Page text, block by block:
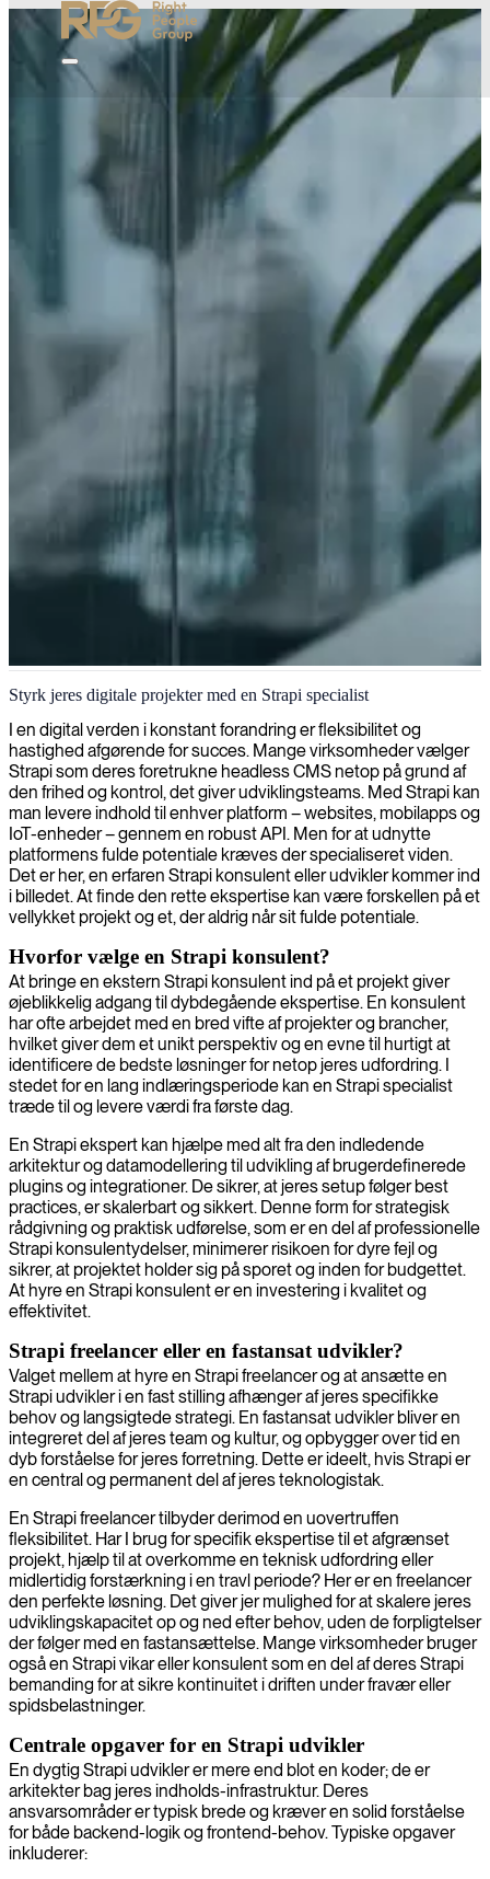
Strapi udviklingsydelser
Vi tilbyder ekspert Strapi-udvikling til at skabe fleksible og
kraftfulde content management-systemer, der accelererer din
projektlevering og samtidig sikrer skalerbarhed og ydeevne.
Styrk jeres digitale projekter med en Strapi specialist
I en digital verden i konstant forandring er fleksibilitet og
hastighed afgørende for succes. Mange virksomheder vælger
Strapi som deres foretrukne headless CMS netop på grund af
den frihed og kontrol, det giver udviklingsteams. Med Strapi kan
man levere indhold til enhver platform – websites, mobilapps og
IoT-enheder – gennem en robust API. Men for at udnytte
platformens fulde potentiale kræves der specialiseret viden.
Det er her, en erfaren Strapi konsulent eller udvikler kommer ind
i billedet. At finde den rette ekspertise kan være forskellen på et
vellykket projekt og et, der aldrig når sit fulde potentiale.
Hvorfor vælge en Strapi konsulent?
At bringe en ekstern Strapi konsulent ind på et projekt giver
øjeblikkelig adgang til dybdegående ekspertise. En konsulent
har ofte arbejdet med en bred vifte af projekter og brancher,
hvilket giver dem et unikt perspektiv og en evne til hurtigt at
identificere de bedste løsninger for netop jeres udfordring. I
stedet for en lang indlæringsperiode kan en Strapi specialist
træde til og levere værdi fra første dag.
En Strapi ekspert kan hjælpe med alt fra den indledende
arkitektur og datamodellering til udvikling af brugerdefinerede
plugins og integrationer. De sikrer, at jeres setup følger best
practices, er skalerbart og sikkert. Denne form for strategisk
rådgivning og praktisk udførelse, som er en del af professionelle
Strapi konsulentydelser, minimerer risikoen for dyre fejl og
sikrer, at projektet holder sig på sporet og inden for budgettet.
At hyre en Strapi konsulent er en investering i kvalitet og
effektivitet.
Strapi freelancer eller en fastansat udvikler?
Valget mellem at hyre en Strapi freelancer og at ansætte en
Strapi udvikler i en fast stilling afhænger af jeres specifikke
behov og langsigtede strategi. En fastansat udvikler bliver en
integreret del af jeres team og kultur, og opbygger over tid en
dyb forståelse for jeres forretning. Dette er ideelt, hvis Strapi er
en central og permanent del af jeres teknologistak.
En Strapi freelancer tilbyder derimod en uovertruffen
fleksibilitet. Har I brug for specifik ekspertise til et afgrænset
projekt, hjælp til at overkomme en teknisk udfordring eller
midlertidig forstærkning i en travl periode? Her er en freelancer
den perfekte løsning. Det giver jer mulighed for at skalere jeres
udviklingskapacitet op og ned efter behov, uden de forpligtelser
der følger med en fastansættelse. Mange virksomheder bruger
også en Strapi vikar eller konsulent som en del af deres Strapi
bemanding for at sikre kontinuitet i driften under fravær eller
spidsbelastninger.
Centrale opgaver for en Strapi udvikler
En dygtig Strapi udvikler er mere end blot en koder; de er
arkitekter bag jeres indholds-infrastruktur. Deres
ansvarsområder er typisk brede og kræver en solid forståelse
for både backend-logik og frontend-behov. Typiske opgaver
inkluderer: